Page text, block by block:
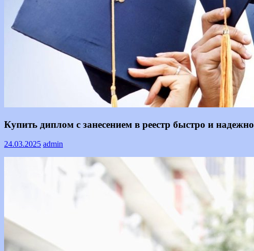
Информация
Купить диплом с занесением в реестр быстро и надежно
24.03.2025 admin